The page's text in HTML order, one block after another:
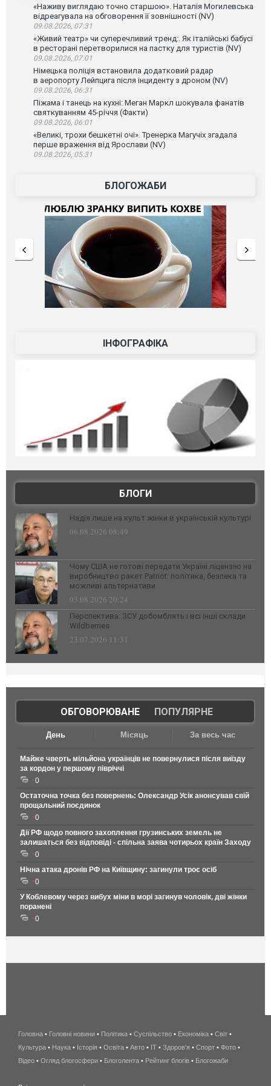
«Наживу виглядаю точно старшою». Наталія Могилевська
відреагувала на обговорення її зовнішності (NV)
09.08.2026, 07:31
«Живий театр» чи суперечливий тренд:. Як італійські бабусі
в ресторані перетворилися на пастку для туристів (NV)
09.08.2026, 07:01
Німецька поліція встановила додатковий радар
в аеропорту Лейпцига після інциденту з дроном (NV)
09.08.2026, 06:31
Піжама і танець на кухні: Меган Маркл шокувала фанатів
святкуванням 45-річчя (Факти)
09.08.2026, 06:01
«Великі, трохи бешкетні очі». Тренерка Магучіх згадала
перше враження від Ярослави (NV)
09.08.2026, 05:31
БЛОГОЖАБИ
ІНФОГРАФІКА
БЛОГИ
Надія лише на культ жінки в українській культурі
06.08.2026 08:49
Чому США не готові передати Україні ліцензію на
виробництво ракет Patriot: політика, безпека та
можливі альтернативи
03.08.2026 20:24
Перспектива: ЗСУ добомблять і всі інші склади
Wildberries
23.07.2026 11:31
ОБГОВОРЮВАНЕ| ПОПУЛЯРНЕ
День Місяць За весь час
Майже чверть мільйона українців не повернулися після виїзду
за кордон у першому півріччі
0
Остаточна точка без повернень: Олександр Усік анонсував свій
прощальний поєдинок
0
Дії РФ щодо повного захоплення грузинських земель не
залишаться без відповіді - спільна заява чотирьох країн Заходу
0
Нічна атака дронів РФ на Київщину: загинули троє осіб
0
У Коблевому через вибух міни в морі загинув чоловік, дві жінки
поранені
0
беспроводной
интернет
киев
Головна • Головні новини • Політика • Суспільство • Економіка • Світ •
Культура • Наука • Історія • Освіта • Авто • IT • Здоров'я • Спорт • Фото •
Відео • Огляд блогосфери • Блоголента • Рейтинг блогів • Блогожаби